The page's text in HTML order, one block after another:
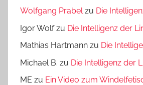
Wolfgang Prabelzu Die
Igor Wolfzu Die Intelligenz der
Mathias Hartmann zu Die
Michael B. zu Die Intelligenz der
ME zu Ein Video zum